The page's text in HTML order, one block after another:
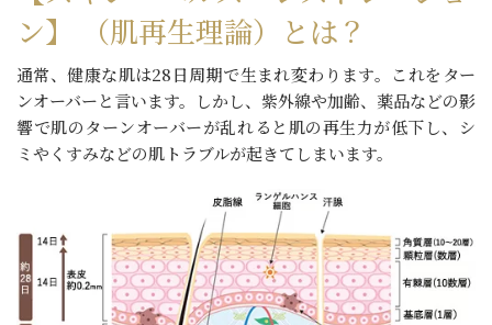
ン】 （肌再生理論）とは？
通常、健康な肌は28日周期で生まれ変わります。これをター
ンオーバーと言います。しかし、紫外線や加齢、薬品などの影
響で肌のターンオーバーが乱れると肌の再生力が低下し、シ
ミやくすみなどの肌トラブルが起きてしまいます。